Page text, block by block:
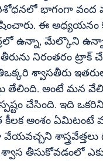
ఈ అధ్యయనం
చేశారు. వాటిని విశ్లేషించగా
శ్వాసతీరు
తేలింది. అంటే మన
చేసింది. ఇది
అంశం ఏమిటంటే
శాస్త్రవేత్తలు
తీసుకోవడంలో